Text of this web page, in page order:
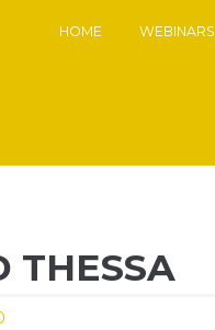
HOME WEBINARS
THESSA